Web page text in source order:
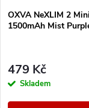
OXVA NeXLIM 2 Mini
1500mAh Mist
479 Kč
Skladem